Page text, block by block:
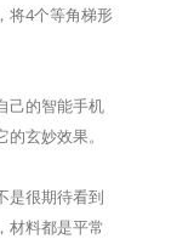
4个等角梯形
的智能手机
玄妙效果。
很期待看到
材料都是平常